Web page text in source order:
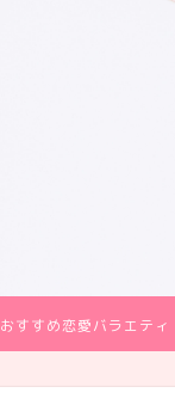
おすすめ恋愛バラエティ